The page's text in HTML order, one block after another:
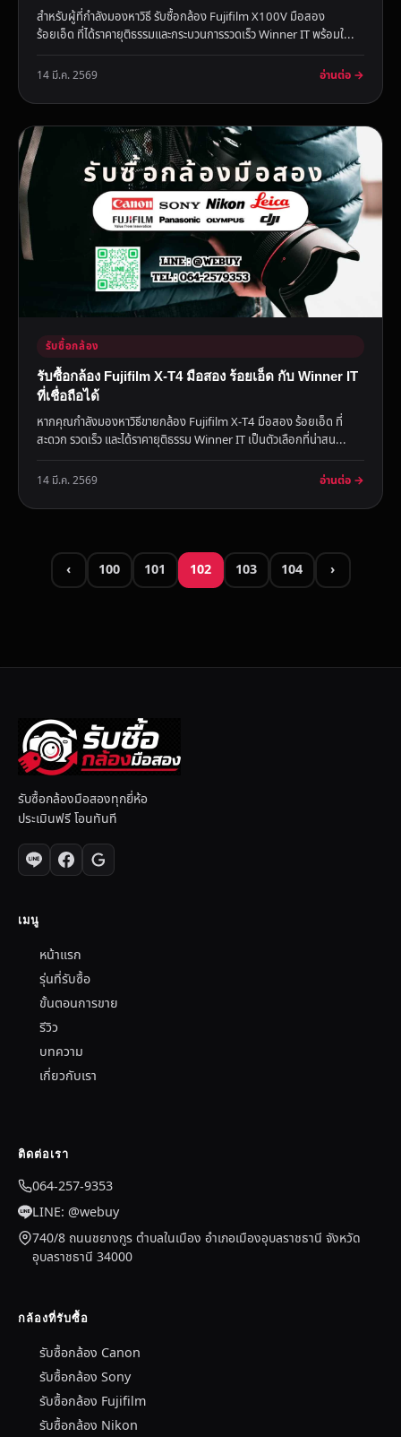
สำหรับผู้ที่กำลังมองหาวิธี รับซื้อกล้อง Fujifilm X100V มือสอง
ร้อยเอ็ด ที่ได้ราคายุติธรรมและกระบวนการรวดเร็ว Winner IT พร้อมใ...
14 มี.ค. 2569 อ่านต่อ →
รับซื้อกล้อง
รับซื้อกล้อง Fujifilm X-T4 มือสอง ร้อยเอ็ด กับ Winner IT
ที่เชื่อถือได้
หากคุณกำลังมองหาวิธีขายกล้อง Fujifilm X-T4 มือสอง ร้อยเอ็ด ที่
สะดวก รวดเร็ว และได้ราคายุติธรรม Winner IT เป็นตัวเลือกที่น่าสน...
14 มี.ค. 2569 อ่านต่อ →
‹ 100 101 102 103 104 ›
รับซื้อกล้องมือสองทุกยี่ห้อ
ประเมินฟรี โอนทันที
เมนู
หน้าแรก
รุ่นที่รับซื้อ
ขั้นตอนการขาย
รีวิว
บทความ
เกี่ยวกับเรา
ติดต่อเรา
064-257-9353
LINE: @webuy
740/8 ถนนชยางกูร ตำบลในเมือง อำเภอเมืองอุบลราชธานี จังหวัด
อุบลราชธานี 34000
กล้องที่รับซื้อ
รับซื้อกล้อง Canon
รับซื้อกล้อง Sony
รับซื้อกล้อง Fujifilm
รับซื้อกล้อง Nikon